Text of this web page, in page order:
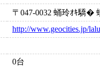
〒047-0032 蛹玲ｵｷ驕
http://www.geocities.jp/
0台